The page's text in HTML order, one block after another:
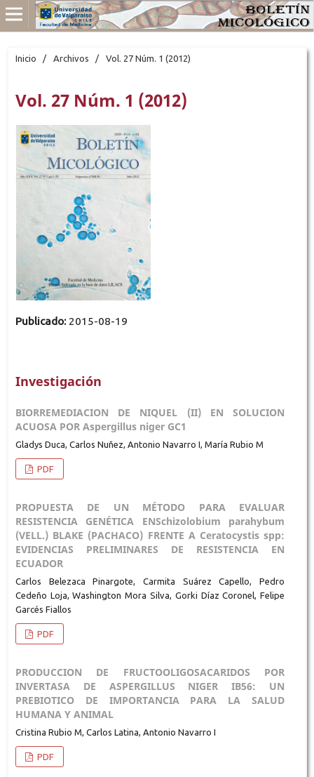
Inicio / Archivos / Vol. 27 Núm. 1 (2012)
Vol. 27 Núm. 1 (2012)
Publicado: 2015-08-19
Investigación
BIORREMEDIACION DE NIQUEL (II) EN SOLUCION
ACUOSA POR Aspergillus niger GC1
Gladys Duca, Carlos Nuñez, Antonio Navarro I, María Rubio M
PDF
PROPUESTA DE UN MÉTODO PARA EVALUAR
RESISTENCIA GENÉTICA ENSchizolobium parahybum
(VELL.) BLAKE (PACHACO) FRENTE A Ceratocystis spp:
EVIDENCIAS PRELIMINARES DE RESISTENCIA EN
ECUADOR
Carlos Belezaca Pinargote, Carmita Suárez Capello, Pedro
Cedeño Loja, Washington Mora Silva, Gorki Díaz Coronel, Felipe
Garcés Fiallos
PDF
PRODUCCION DE FRUCTOOLIGOSACARIDOS POR
INVERTASA DE ASPERGILLUS NIGER IB56: UN
PREBIOTICO DE IMPORTANCIA PARA LA SALUD
HUMANA Y ANIMAL
Cristina Rubio M, Carlos Latina, Antonio Navarro I
PDF